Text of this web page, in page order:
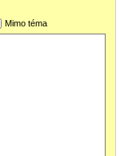
Mimo téma